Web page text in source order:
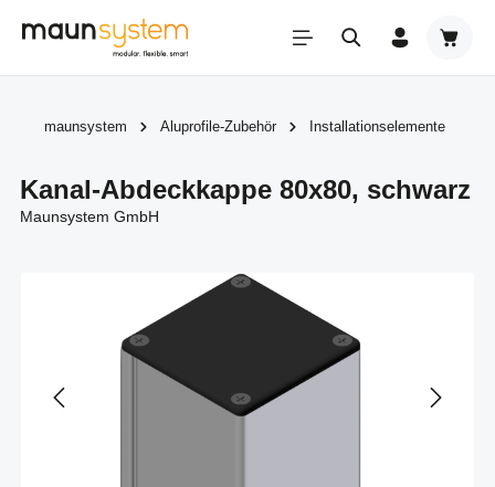
Zum Hauptinhalt springen
maunsystem Aluprofile-Zubehör Installationselemente
Kanal-Abdeckkappe 80x80, schwarz
Maunsystem GmbH